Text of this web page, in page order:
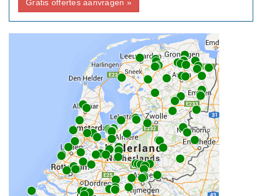
Gratis offertes aanvragen »